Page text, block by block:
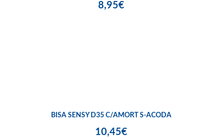
8,95€
BISA SENSY D35 C/AMORT S-ACODA
10,45€